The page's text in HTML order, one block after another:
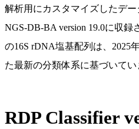
解析用にカスタマイズしたデー
NGS-DB-BA version 19.0に収
の16S rDNA塩基配列は、2025
た最新の分類体系に基づいてい
RDP Classifier